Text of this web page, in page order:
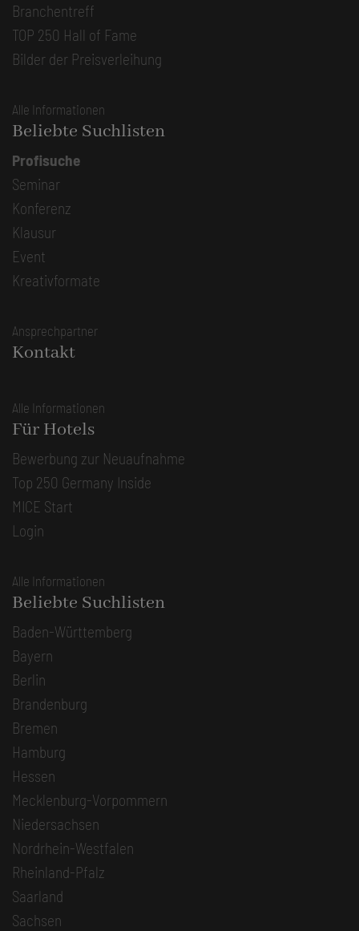
Branchentreff
TOP 250 Hall of Fame
Bilder der Preisverleihung
Alle Informationen
Beliebte Suchlisten
Profisuche
Seminar
Konferenz
Klausur
Event
Kreativformate
Ansprechpartner
Kontakt
Alle Informationen
Für Hotels
Bewerbung zur Neuaufnahme
Top 250 Germany Inside
MICE Start
Login
Alle Informationen
Beliebte Suchlisten
Baden-Württemberg
Bayern
Berlin
Brandenburg
Bremen
Hamburg
Hessen
Mecklenburg-Vorpommern
Niedersachsen
Nordrhein-Westfalen
Rheinland-Pfalz
Saarland
Sachsen